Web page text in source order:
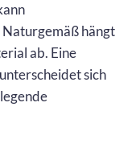
hängt
ab. Eine
sich